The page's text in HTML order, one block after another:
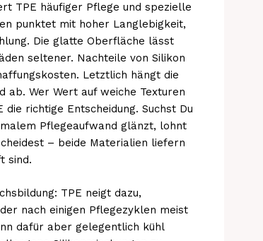
TPE häufiger Pflege und spezielle
punktet mit hoher Langlebigkeit,
Die glatte Oberfläche lässt
seltener. Nachteile von Silikon
Letztlich hängt die
ab. Wer Wert auf weiche Texturen
richtige Entscheidung. Suchst Du
Pflegeaufwand glänzt, lohnt
– beide Materialien liefern
sind.
TPE neigt dazu,
nach einigen Pflegezyklen meist
dafür aber gelegentlich kühl